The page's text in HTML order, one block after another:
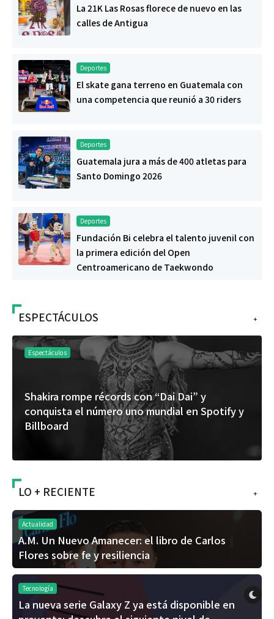
La 21K Las Rosas florece de nuevo en las
calles de Antigua
Deportes
El skate gana terreno en Guatemala con
una competencia que reunió a 30 riders
Deportes
Guatemala jura a más de 400 atletas para
Santo Domingo 2026
Deportes
Fundación Bi celebra el talento juvenil con
la primera edición del Open
Centroamericano de Taekwondo
+
ESPECTÁCULOS
Espectáculos
“Donde quiera que estés” el primer capítulo
del universo de “FRAGMENTOS” su próximo
álbum de estudio
+
LO + RECIENTE
Actualidad
A.M. Un Nuevo Amanecer: el libro de Carlos
Flores sobre fe y resiliencia
Tecnología
La nueva serie Galaxy Z ya está disponible en